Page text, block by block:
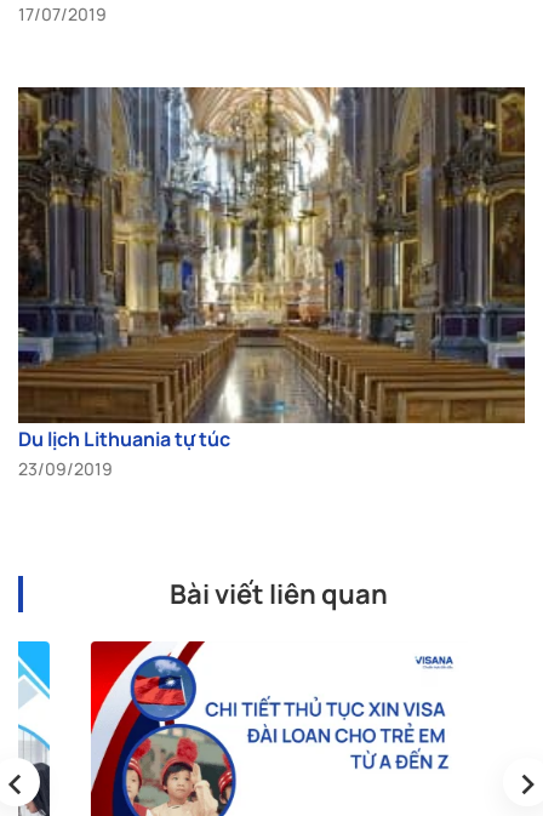
17/07/2019
Du lịch Lithuania tự túc
23/09/2019
Bài viết liên quan
‹ ›